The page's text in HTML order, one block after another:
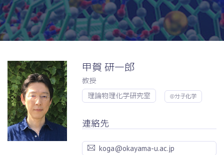
甲賀 研一郎
教授
理論物理化学研究室
@分子化学
連絡先
koga@okayama-u.ac.jp